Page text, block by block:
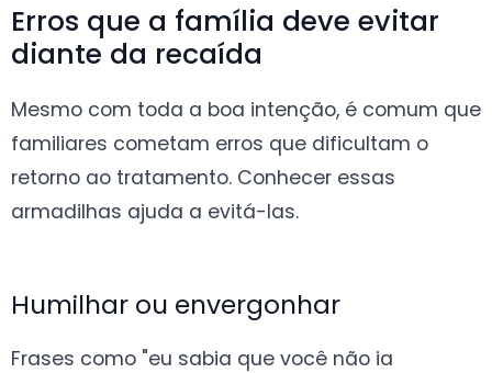
Erros que a família deve evitar
diante da recaída
Mesmo com toda a boa intenção, é comum que
familiares cometam erros que dificultam o
retorno ao tratamento. Conhecer essas
armadilhas ajuda a evitá-las.
Humilhar ou envergonhar
Frases como "eu sabia que você não ia